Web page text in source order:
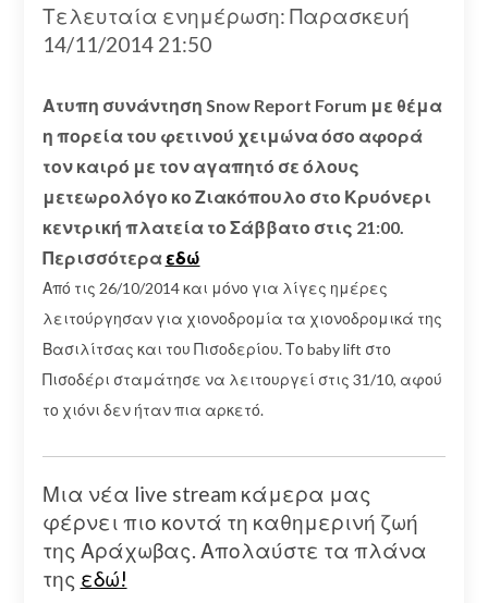
Τελευταία ενημέρωση: Παρασκευή
14/11/2014 21:50
Ατυπη συνάντηση Snow Report Forum με θέμα
η πορεία του φετινού χειμώνα όσο αφορά
τον καιρό με τον αγαπητό σε όλους
μετεωρολόγο κο Ζιακόπουλο στο Κρυόνερι
κεντρική πλατεία το Σάββατο στις 21:00.
Περισσότερα εδώ
Από τις 26/10/2014 και μόνο για λίγες ημέρες
λειτούργησαν για χιονοδρομία τα χιονοδρομικά της
Βασιλίτσας και του Πισοδερίου. Το baby lift στο
Πισοδέρι σταμάτησε να λειτουργεί στις 31/10, αφού
το χιόνι δεν ήταν πια αρκετό.
Μια νέα live stream κάμερα μας
φέρνει πιο κοντά τη καθημερινή ζωή
της Αράχωβας. Απολαύστε τα πλάνα
της εδώ!